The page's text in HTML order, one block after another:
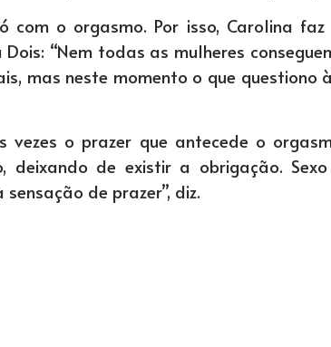
com o orgasmo. Por isso, Carolina
“Nem todas as mulheres
mas neste momento o que questiono
vezes o prazer que antecede o
deixando de existir a obrigação.
de prazer”, diz.